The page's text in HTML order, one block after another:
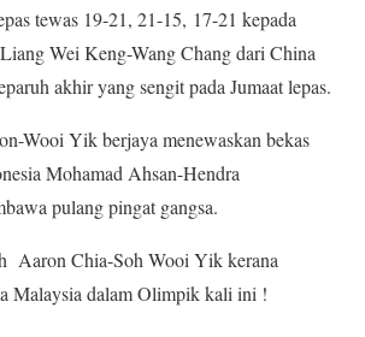
tewas 19-21, 21-15, 17-21 kepada
Wei Keng-Wang Chang dari China
akhir yang sengit pada Jumaat lepas.
Wooi Yik berjaya menewaskan bekas
Mohamad Ahsan-Hendra
pulang pingat gangsa.
Aaron Chia-Soh Wooi Yik kerana
Malaysia dalam Olimpik kali ini !